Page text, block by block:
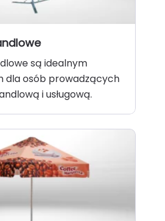
są idealnym
dla osób prowadzących
i usługową.